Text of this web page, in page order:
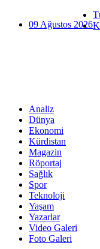
09 Ağustos 2026
Analiz
Dünya
Ekonomi
Kürdistan
Magazin
Röportaj
Sağlık
Spor
Teknoloji
Yaşam
Yazarlar
Video Galeri
Foto Galeri